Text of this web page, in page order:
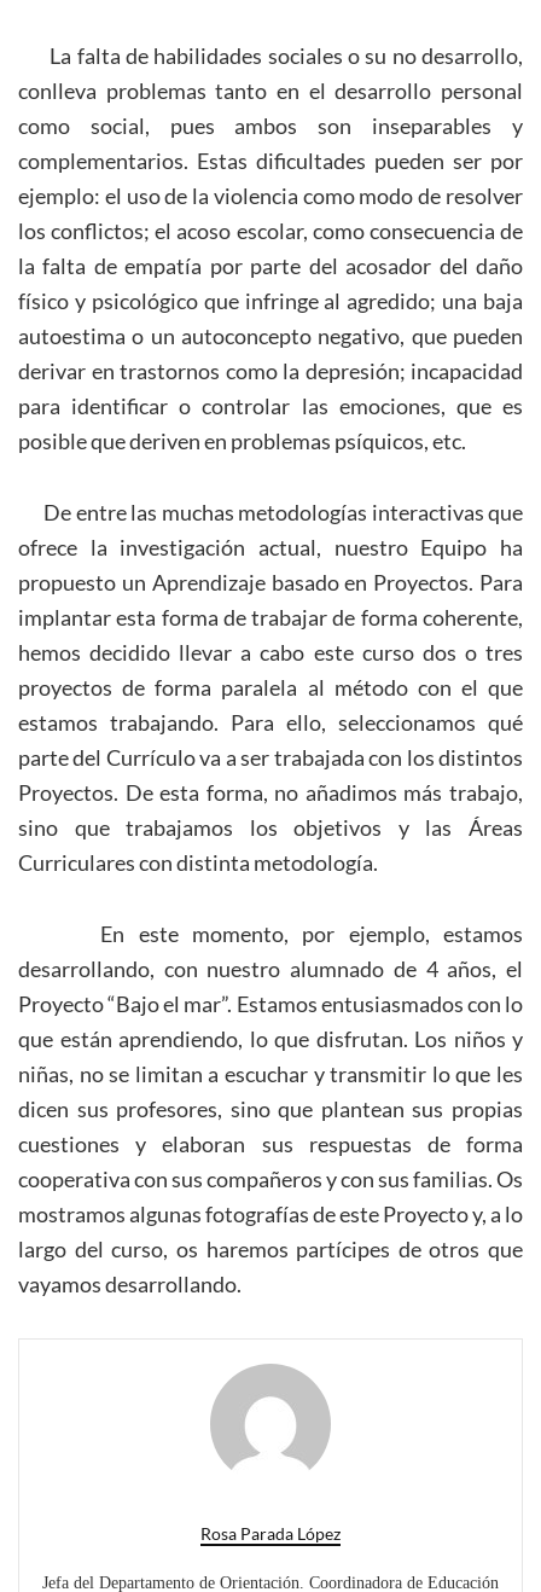
La falta de habilidades sociales o su no desarrollo,
conlleva problemas tanto en el desarrollo personal
como social, pues ambos son inseparables y
complementarios. Estas dificultades pueden ser por
ejemplo: el uso de la violencia como modo de resolver
los conflictos; el acoso escolar, como consecuencia de
la falta de empatía por parte del acosador del daño
físico y psicológico que infringe al agredido; una baja
autoestima o un autoconcepto negativo, que pueden
derivar en trastornos como la depresión; incapacidad
para identificar o controlar las emociones, que es
posible que deriven en problemas psíquicos, etc.
De entre las muchas metodologías interactivas que
ofrece la investigación actual, nuestro Equipo ha
propuesto un Aprendizaje basado en Proyectos. Para
implantar esta forma de trabajar de forma coherente,
hemos decidido llevar a cabo este curso dos o tres
proyectos de forma paralela al método con el que
estamos trabajando. Para ello, seleccionamos qué
parte del Currículo va a ser trabajada con los distintos
Proyectos. De esta forma, no añadimos más trabajo,
sino que trabajamos los objetivos y las Áreas
Curriculares con distinta metodología.
En este momento, por ejemplo, estamos
desarrollando, con nuestro alumnado de 4 años, el
Proyecto “Bajo el mar”. Estamos entusiasmados con lo
que están aprendiendo, lo que disfrutan. Los niños y
niñas, no se limitan a escuchar y transmitir lo que les
dicen sus profesores, sino que plantean sus propias
cuestiones y elaboran sus respuestas de forma
cooperativa con sus compañeros y con sus familias. Os
mostramos algunas fotografías de este Proyecto y, a lo
largo del curso, os haremos partícipes de otros que
vayamos desarrollando.
Rosa Parada López
Jefa del Departamento de Orientación. Coordinadora de Educación